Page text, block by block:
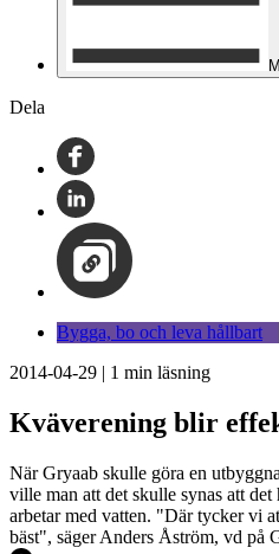
Dela
Bygga, bo och leva hållbart
2014-04-29 | 1 min läsning
Kväverening blir
När Gryaab skulle göra en
ville man att det skulle synas att
arbetar med vatten. "Där tycker vi
bäst", säger Anders Åström, vd på